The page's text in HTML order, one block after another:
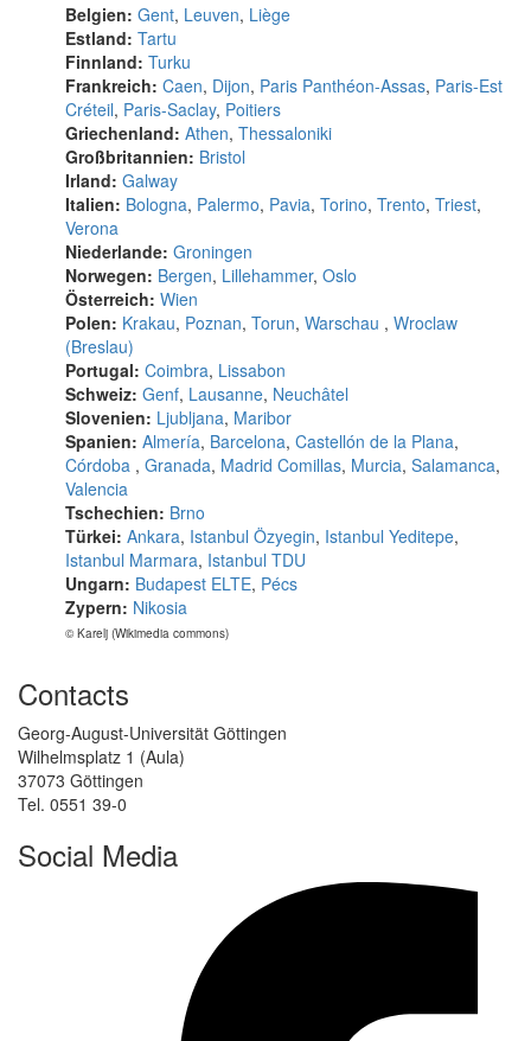
Belgien: Gent, Leuven, Liège
Estland: Tartu
Finnland: Turku
Frankreich: Caen, Dijon, Paris Panthéon-Assas, Paris-Est
Créteil, Paris-Saclay, Poitiers
Griechenland: Athen, Thessaloniki
Großbritannien: Bristol
Irland: Galway
Italien: Bologna, Palermo, Pavia, Torino, Trento, Triest,
Verona
Niederlande: Groningen
Norwegen: Bergen, Lillehammer, Oslo
Österreich: Wien
Polen: Krakau, Poznan, Torun, Warschau , Wroclaw
(Breslau)
Portugal: Coimbra, Lissabon
Schweiz: Genf, Lausanne, Neuchâtel
Slovenien: Ljubljana, Maribor
Spanien: Almería, Barcelona, Castellón de la Plana,
Córdoba , Granada, Madrid Comillas, Murcia, Salamanca,
Valencia
Tschechien: Brno
Türkei: Ankara, Istanbul Özyegin, Istanbul Yeditepe,
Istanbul Marmara, Istanbul TDU
Ungarn: Budapest ELTE, Pécs
Zypern: Nikosia
© Karelj (Wikimedia commons)
Contacts
Georg-August-Universität Göttingen
Wilhelmsplatz 1 (Aula)
37073 Göttingen
Tel. 0551 39-0
Social Media